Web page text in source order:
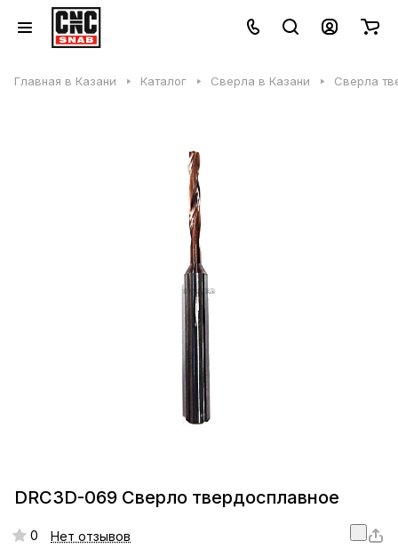
Главная в Казани Каталог Сверла в Казани Сверла
DRC3D-069 Сверло твердосплавное
0 Нет отзывов